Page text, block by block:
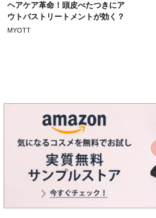
ヘアケア革命！頭皮べたつきにア
ウトバストリートメントが効く？
MYOTT